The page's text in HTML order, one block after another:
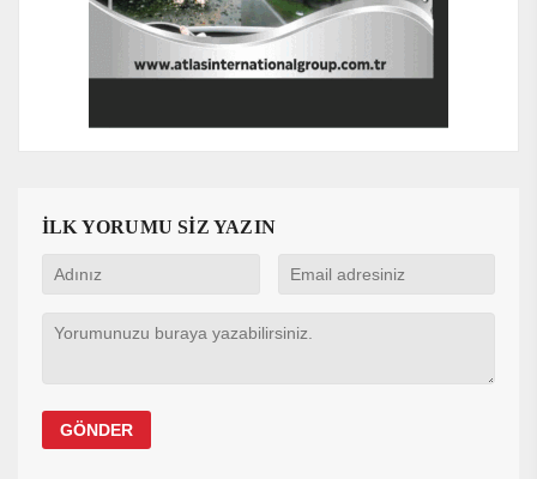
İLK YORUMU SİZ YAZIN